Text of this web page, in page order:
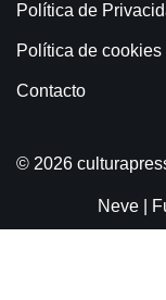
Política de
Política de cookies
Contacto
© 2026
Neve|